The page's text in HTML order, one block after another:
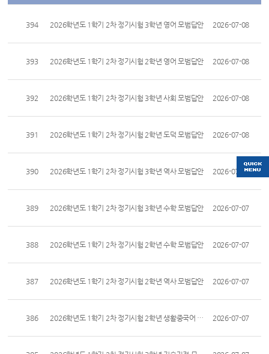
394 2026학년도 1학기 2차 정기시험 3학년 영어 모범답안 2026-07-08
393 2026학년도 1학기 2차 정기시험 2학년 영어 모범답안 2026-07-08
392 2026학년도 1학기 2차 정기시험 3학년 사회 모범답안 2026-07-08
391 2026학년도 1학기 2차 정기시험 2학년 도덕 모범답안 2026-07-08
390 2026학년도 1학기 2차 정기시험 3학년 역사 모범답안 2026-07-07
389 2026학년도 1학기 2차 정기시험 3학년 수학 모범답안 2026-07-07
388 2026학년도 1학기 2차 정기시험 2학년 수학 모범답안 2026-07-07
387 2026학년도 1학기 2차 정기시험 2학년 역사 모범답안 2026-07-07
386 2026학년도 1학기 2차 정기시험 2학년 생활중국어 모범답안 2026-07-07